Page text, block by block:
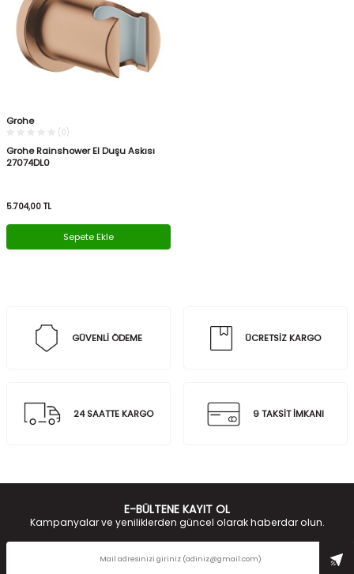
Grohe
(0)
Grohe Rainshower El Duşu Askısı
27074DL0
5.704,00 TL
Sepete Ekle
GÜVENLİ ÖDEME ÜCRETSİZ KARGO
24 SAATTE KARGO 9 TAKSİT İMKANI
E-BÜLTENE KAYIT OL
Kampanyalar ve yeniliklerden güncel olarak haberdar olun.